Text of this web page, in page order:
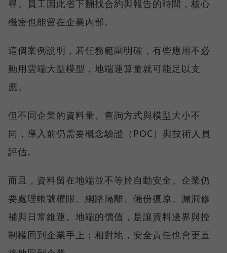
尋。員工因此省下翻找合約與報告的時間，核心
機密也能留在企業內部。
這個案例說明，若任務範圍明確，有些應用不必
動用雲端大型模型，地端運算量就可能足以支
應。
但不同企業的資料量、查詢方式與模型大小不
同，導入前仍需要概念驗證（POC）與技術人員
評估。
而且，資料留在地端並不等於自動安全。企業仍
要處理帳號權限、網路隔離、備份復原、漏洞修
補與日常維運。地端的價值，是讓資料邊界與控
制權回到企業手上；相對地，安全責任也會更直